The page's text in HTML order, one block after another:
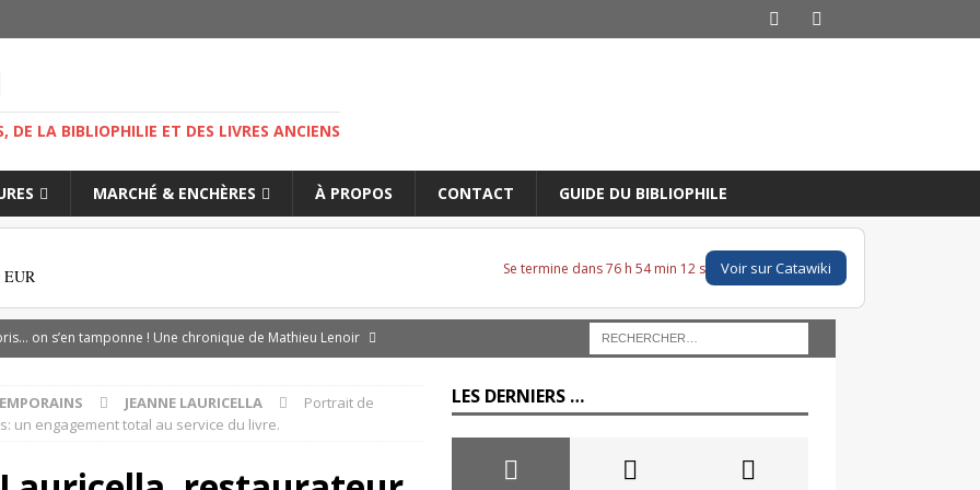
DE LA BIBLIOPHILIE ET DES LIVRES ANCIENS
MARCHÉ & ENCHÈRES À PROPOS CONTACT GUIDE DU BIBLIOPHILE
EUR Se termine dans 76 h 54 min 11 s Voir sur Catawiki
on s’en tamponne ! Une chronique de Mathieu Lenoir
d’Adso de Melk : Le Dernier Templier
DIVERS
: le vendeur, l’expert et la plateforme… comment s’y
JEANNE LAURICELLA
Portrait de
un engagement total au service du livre.
LES DERNIERS …